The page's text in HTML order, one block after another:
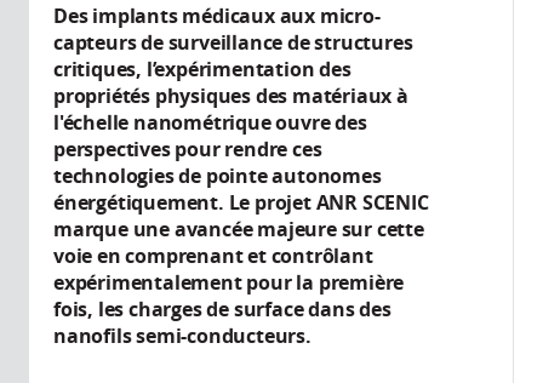
Des implants médicaux aux micro-
capteurs de surveillance de structures
critiques, l’expérimentation des
propriétés physiques des matériaux à
l'échelle nanométrique ouvre des
perspectives pour rendre ces
technologies de pointe autonomes
énergétiquement. Le projet ANR SCENIC
marque une avancée majeure sur cette
voie en comprenant et contrôlant
expérimentalement pour la première
fois, les charges de surface dans des
nanofils semi-conducteurs.